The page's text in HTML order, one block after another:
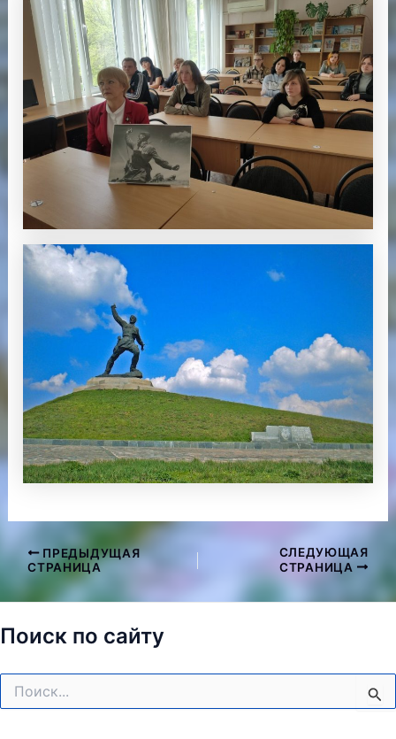
Навигация
по
записям
ПРЕДЫДУЩАЯ
СТРАНИЦА
СЛЕДУЮЩАЯ
СТРАНИЦА
Поиск по сайту